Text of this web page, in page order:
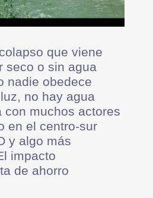
que viene
seco o sin agua
nadie obedece
no hay agua
con muchos actores
en el centro-sur
y algo más
impacto
de ahorro